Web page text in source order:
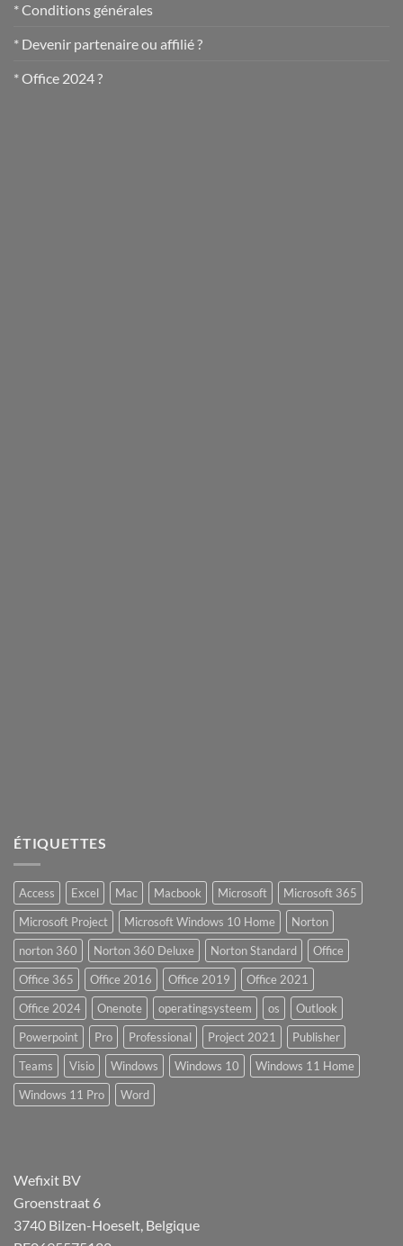
* Conditions générales
* Devenir partenaire ou affilié ?
* Office 2024 ?
ÉTIQUETTES
Access Excel Mac Macbook Microsoft
Microsoft 365
Microsoft Project
Microsoft Windows 10 Home
Norton
norton 360
Norton 360 Deluxe Norton Standard
Office
Office 365
Office 2016 Office 2019
Office 2021
Office 2024
Onenote operatingsysteem os
Outlook
Powerpoint
Pro Professional Project 2021
Publisher
Teams
Visio Windows Windows 10
Windows 11 Home
Windows 11 Pro
Word
Wefixit BV
Groenstraat 6
3740 Bilzen-Hoeselt, Belgique